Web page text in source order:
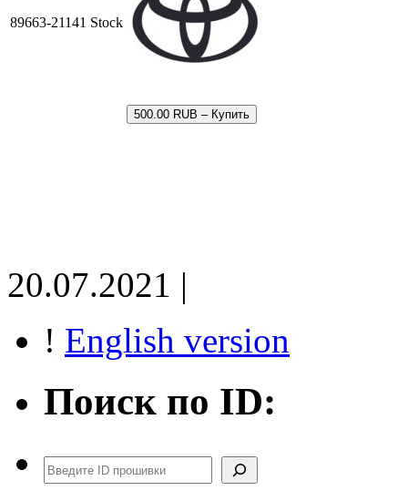
89663-21141 Stock
500.00 RUB – Купить
20.07.2021 |
! English version
Поиск по ID:
Поиск